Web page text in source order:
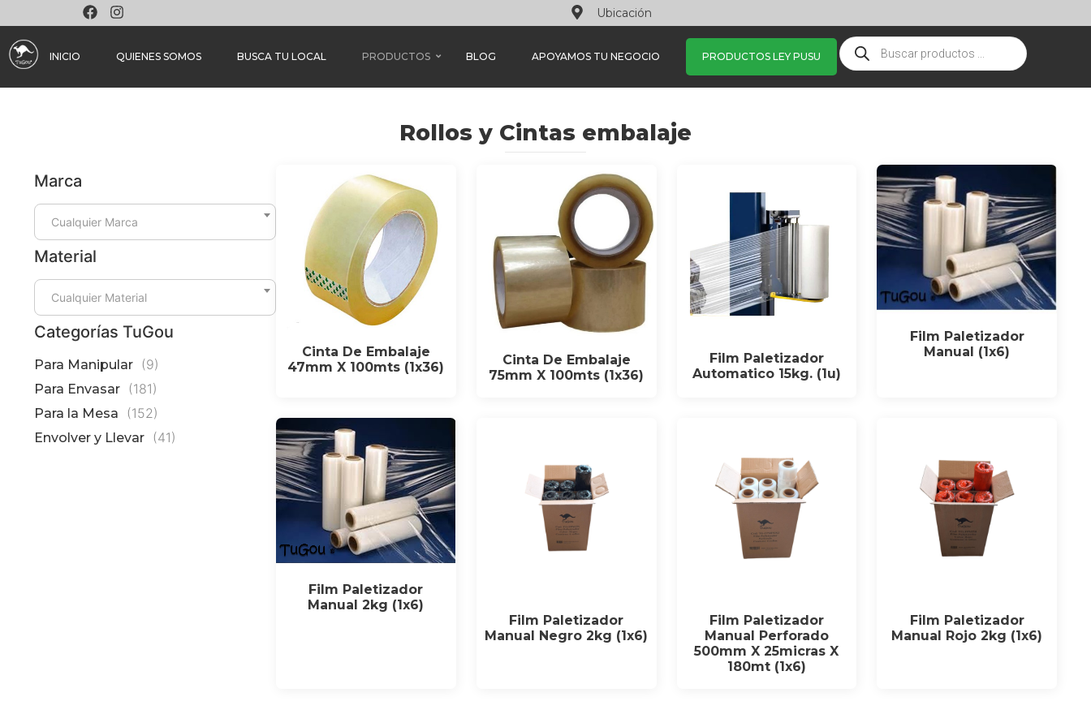
Ubicación
INICIO QUIENES SOMOS BUSCA TU LOCAL PRODUCTOS BLOG APOYAMOS TU NEGOCIO PRODUCTOS LEY PUSU
Rollos y Cintas embalaje
Marca
Cualquier Marca
Material
Cualquier Material
Categorías TuGou
Para Manipular (9)
Para Envasar (181)
Para la Mesa (152)
Envolver y Llevar (41)
Cinta De Embalaje
47mm X 100mts (1x36)
Cinta De Embalaje
75mm X 100mts (1x36)
Film Paletizador
Automatico 15kg. (1u)
Film Paletizador
Manual (1x6)
Film Paletizador
Manual 2kg (1x6)
Film Paletizador
Manual Negro 2kg (1x6)
Film Paletizador
Manual Perforado
500mm X 25micras X
180mt (1x6)
Film Paletizador
Manual Rojo 2kg (1x6)